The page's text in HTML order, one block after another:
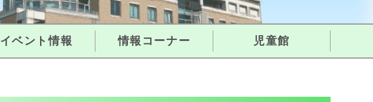
イベント情報 情報コーナー 児童館